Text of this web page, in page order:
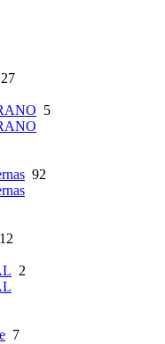
27
5
92
12
2
7